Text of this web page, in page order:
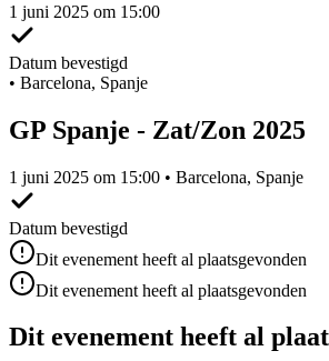
1 juni 2025 om 15:00
Datum bevestigd
• Barcelona, Spanje
GP Spanje - Zat/Zon 2025
1 juni 2025 om 15:00 • Barcelona, Spanje
Datum bevestigd
Dit evenement heeft al plaatsgevonden
Dit evenement heeft al plaatsgevonden
Dit evenement heeft al